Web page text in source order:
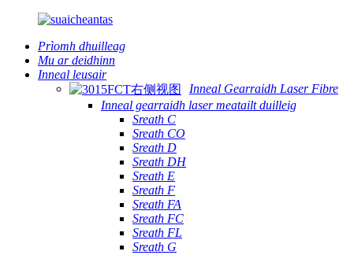
Prìomh dhuilleag
Mu ar deidhinn
Inneal leusair
Inneal Gearraidh Laser Fibre
Inneal gearraidh laser meatailt duilleig
Sreath C
Sreath CO
Sreath D
Sreath DH
Sreath E
Sreath F
Sreath FA
Sreath FC
Sreath FL
Sreath G